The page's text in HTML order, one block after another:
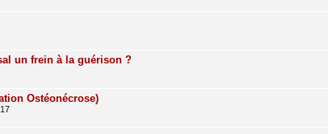
un frein à la guérison ?
Ostéonécrose)